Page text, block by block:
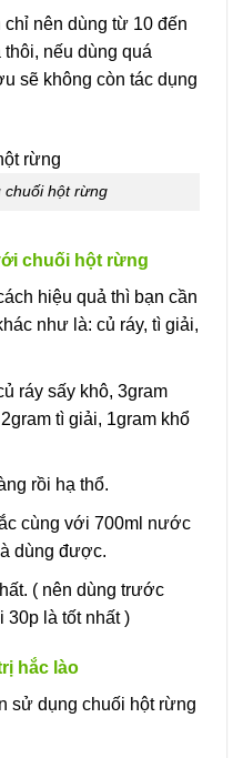
nên dùng từ 10 đến
nếu dùng quá
sẽ không còn tác dụng
chuối hột rừng
chuối hột rừng
hiệu quả thì bạn cần
như là: củ ráy, tì giải,
ráy sấy khô, 3gram
tì giải, 1gram khổ
rồi hạ thổ.
cùng với 700ml nước
dùng được.
( nên dùng trước
30p là tốt nhất )
hắc lào
sử dụng chuối hột rừng